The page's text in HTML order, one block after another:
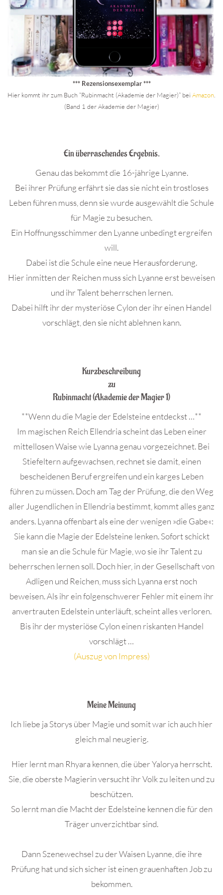
*** Rezensionsexemplar ***
Hier kommt ihr zum Buch “Rubinmacht (Akademie der Magier)” bei Amazon
(Band 1 der Akademie der Magier)
Ein überraschendes Ergebnis.
Genau das bekommt die 16-jährige Lyanne.
Bei ihrer Prüfung erfährt sie das sie nicht ein trostloses
Leben führen muss, denn sie wurde ausgewählt die Schule
für Magie zu besuchen.
Ein Hoffnungsschimmer den Lyanne unbedingt ergreifen
will.
Dabei ist die Schule eine neue Herausforderung.
Hier inmitten der Reichen muss sich Lyanne erst beweisen
und ihr Talent beherrschen lernen.
Dabei hilft ihr der mysteriöse Cylon der ihr einen Handel
vorschlägt, den sie nicht ablehnen kann.
Kurzbeschreibung
zu
Rubinmacht (Akademie der Magier 1)
**Wenn du die Magie der Edelsteine entdeckst …**
Im magischen Reich Ellendria scheint das Leben einer
mittellosen Waise wie Lyanna genau vorgezeichnet. Bei
Stiefeltern aufgewachsen, rechnet sie damit, einen
bescheidenen Beruf ergreifen und ein karges Leben
führen zu müssen. Doch am Tag der Prüfung, die den Weg
aller Jugendlichen in Ellendria bestimmt, kommt alles ganz
anders. Lyanna offenbart als eine der wenigen »die Gabe«:
Sie kann die Magie der Edelsteine lenken. Sofort schickt
man sie an die Schule für Magie, wo sie ihr Talent zu
beherrschen lernen soll. Doch hier, in der Gesellschaft von
Adligen und Reichen, muss sich Lyanna erst noch
beweisen. Als ihr ein folgenschwerer Fehler mit einem ihr
anvertrauten Edelstein unterläuft, scheint alles verloren.
Bis ihr der mysteriöse Cylon einen riskanten Handel
vorschlägt …
(Auszug von Impress)
Meine Meinung
Ich liebe ja Storys über Magie und somit war ich auch hier
gleich mal neugierig.
Hier lernt man Rhyara kennen, die über Yalorya herrscht.
Sie, die oberste Magierin versucht ihr Volk zu leiten und zu
beschützen.
So lernt man die Macht der Edelsteine kennen die für den
Träger unverzichtbar sind.
Dann Szenewechsel zu der Waisen Lyanne, die ihre
Prüfung hat und sich sicher ist einen grauenhaften Job zu
bekommen.